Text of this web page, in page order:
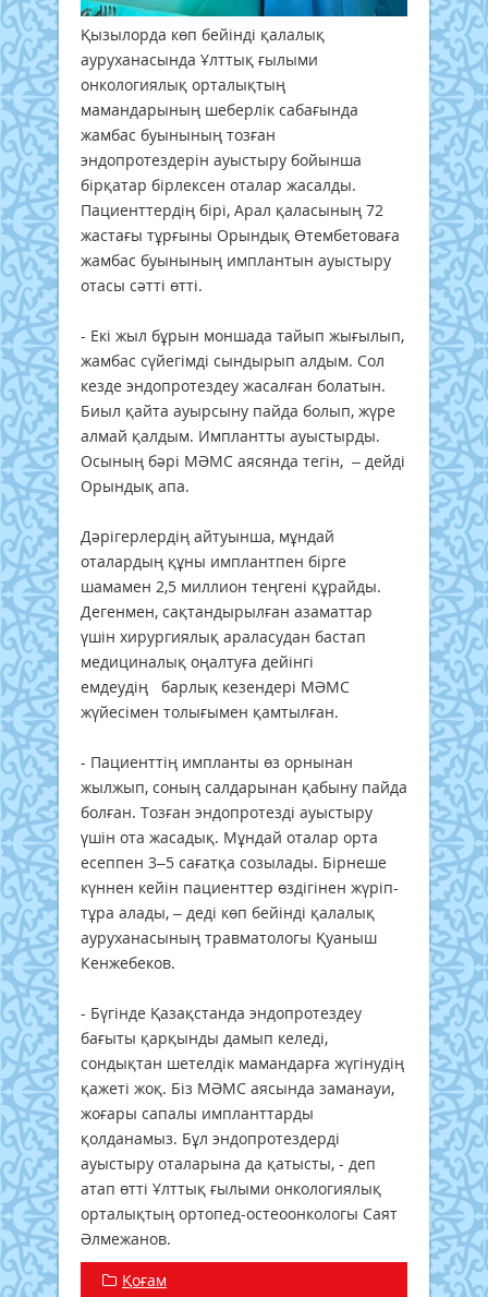
Қызылорда көп бейінді қалалық
ауруханасында Ұлттық ғылыми
онкологиялық орталықтың
мамандарының шеберлік сабағында
жамбас буынының тозған
эндопротездерін ауыстыру бойынша
бірқатар бірлексен оталар жасалды.
Пациенттердің бірі, Арал қаласының 72
жастағы тұрғыны Орындық Өтембетоваға
жамбас буынының имплантын ауыстыру
отасы сәтті өтті.
- Екі жыл бұрын моншада тайып жығылып,
жамбас сүйегімді сындырып алдым. Сол
кезде эндопротездеу жасалған болатын.
Биыл қайта ауырсыну пайда болып, жүре
алмай қалдым. Имплантты ауыстырды.
Осының бәрі МӘМС аясянда тегін, – дейді
Орындық апа.
Дәрігерлердің айтуынша, мұндай
оталардың құны имплантпен бірге
шамамен 2,5 миллион теңгені құрайды.
Дегенмен, сақтандырылған азаматтар
үшін хирургиялық араласудан бастап
медициналық оңалтуға дейінгі
емдеудің барлық кезендері МӘМС
жүйесімен толығымен қамтылған.
- Пациенттің импланты өз орнынан
жылжып, соның салдарынан қабыну пайда
болған. Тозған эндопротезді ауыстыру
үшін ота жасадық. Мұндай оталар орта
есеппен 3–5 сағатқа созылады. Бірнеше
күннен кейін пациенттер өздігінен жүріп-
тұра алады, – деді көп бейінді қалалық
ауруханасының травматологы Қуаныш
Кенжебеков.
- Бүгінде Қазақстанда эндопротездеу
бағыты қарқынды дамып келеді,
сондықтан шетелдік мамандарға жүгінудің
қажеті жоқ. Біз МӘМС аясында заманауи,
жоғары сапалы импланттарды
қолданамыз. Бұл эндопротездерді
ауыстыру оталарына да қатысты, - деп
атап өтті Ұлттық ғылыми онкологиялық
орталықтың ортопед-остеоонкологы Саят
Әлмежанов.
Қоғам